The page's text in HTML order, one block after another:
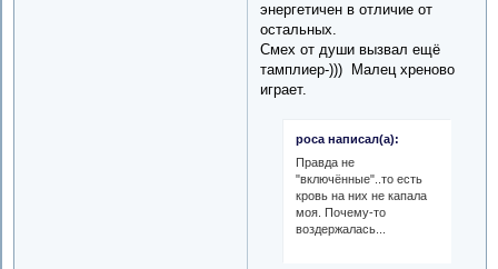
энергетичен в отличие от
остальных.
Смех от души вызвал ещё
тамплиер-))) Малец хреново
играет.
роса написал(а):
Правда не
"включённые"..то есть
кровь на них не капала
моя. Почему-то
воздержалась...